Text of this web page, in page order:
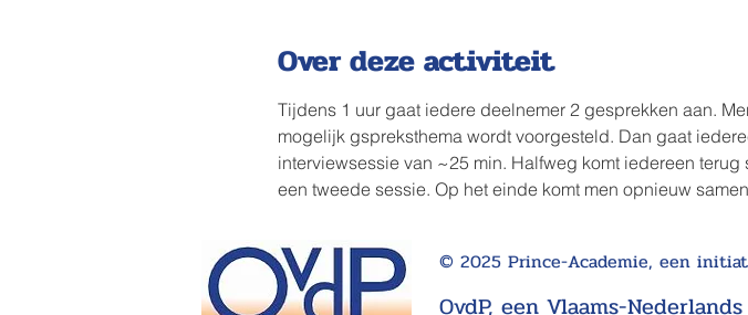
Over deze activiteit
Tijdens 1 uur gaat iedere deelnemer 2 gesprekken aan.
mogelijk gspreksthema wordt voorgesteld. Dan gaat
interviewsessie van ~25 min. Halfweg komt iedereen
een tweede sessie. Op het einde komt men opnieuw
© 2025 Prince-Academie, een
OvdP, een Vlaams-